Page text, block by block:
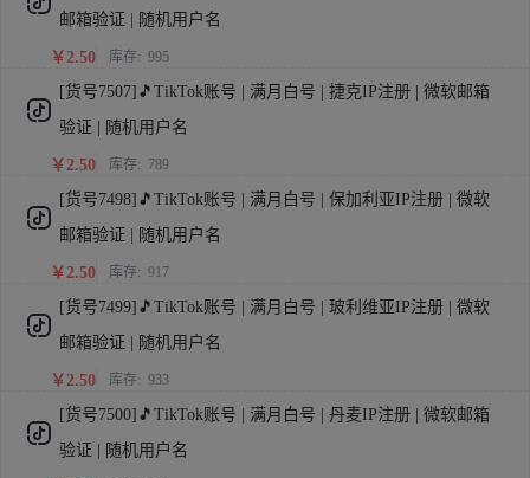
邮箱验证 | 随机用户名
￥2.50 库存: 995
[货号7507]🎵TikTok账号 | 满月白号 | 捷克IP注册 | 微软邮箱
验证 | 随机用户名
￥2.50 库存: 789
[货号7498]🎵TikTok账号 | 满月白号 | 保加利亚IP注册 | 微软
邮箱验证 | 随机用户名
￥2.50 库存: 917
[货号7499]🎵TikTok账号 | 满月白号 | 玻利维亚IP注册 | 微软
邮箱验证 | 随机用户名
￥2.50 库存: 933
[货号7500]🎵TikTok账号 | 满月白号 | 丹麦IP注册 | 微软邮箱
验证 | 随机用户名